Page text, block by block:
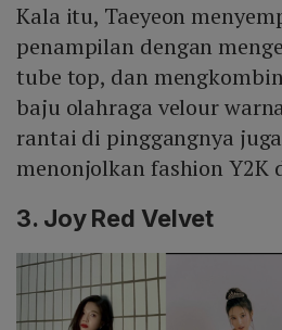
Kala itu, Taeyeon
penampilan dengan
tube top, dan
baju olahraga velour
rantai di pinggangnya
menonjolkan fashion Y2K
3. Joy Red Velvet